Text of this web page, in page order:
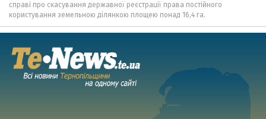
справі про скасування державної реєстрації права постійного
користування земельною ділянкою площею понад 16,4 га.